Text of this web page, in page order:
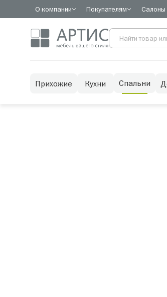
О компании Покупателям Салоны
Прихожие Кухни Спальни